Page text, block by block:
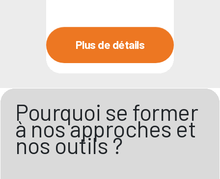
Plus de détails
Pourquoi se former
à nos approches et
nos outils ?